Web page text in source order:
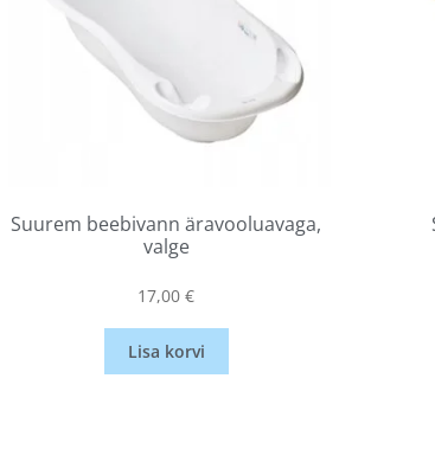
Suurem beebivann äravooluavaga,
valge
17,00€
Lisa korvi